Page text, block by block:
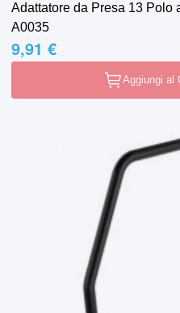
Adattatore da Presa 13 Polo
A0035
9,91 €
Aggiungi al